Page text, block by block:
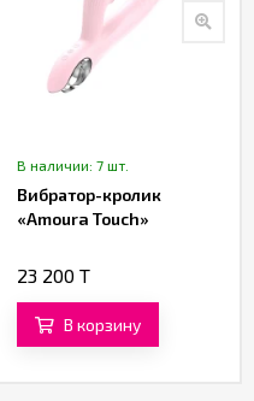
В наличии: 7 шт.
Вибратор-кролик
«Amoura Touch»
23 200 T
В корзину